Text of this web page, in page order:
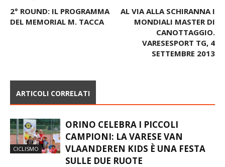
2° ROUND: IL PROGRAMMA
DEL MEMORIAL M. TACCA
AL VIA ALLA SCHIRANNA I
MONDIALI MASTER DI
CANOTTAGGIO.
VARESESPORT TG, 4
SETTEMBRE 2013
ARTICOLI CORRELATI
CICLISMO
ORINO CELEBRA I PICCOLI
CAMPIONI: LA VARESE VAN
VLAANDEREN KIDS È UNA FESTA
SULLE DUE RUOTE